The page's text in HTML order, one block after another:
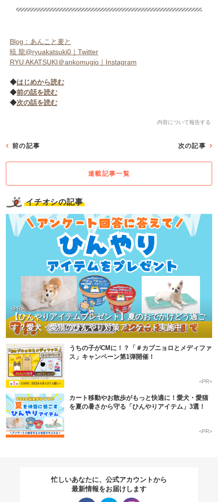
Blog：あんこと麦と
暁 龍@ryuakatsuki0｜Twitter
RYU AKATSUKI＠ankomugio｜Instagram
◆はじめから読む
◆前の話を読む
◆次の話を読む
内容について報告する
前の記事 次の記事
連載記事一覧
イチオシの記事
【ひんやりアイテムプレゼント】夏のおでかけどう過ご
す？愛犬・愛猫のひんやり対策アンケート実施中！
<PR>
うちの子がCMに！？「＃カブニョロとメディファ
ス」キャンペーン第1弾開催！
<PR>
カート移動やお散歩がもっと快適に！愛犬・愛猫
を夏の暑さから守る「ひんやりアイテム」3選！
<PR>
忙しいあなたに、公式アカウントから
最新情報をお届けします